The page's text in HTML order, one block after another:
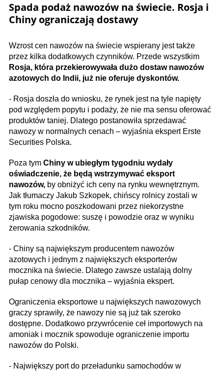
Spada podaż nawozów na świecie. Rosja i
Chiny ograniczają dostawy
Wzrost cen nawozów na świecie wspierany jest także
przez kilka dodatkowych czynników. Przede wszystkim
Rosja, która przekierowywała dużo dostaw nawozów
azotowych do Indii, już nie oferuje dyskontów.
- Rosja doszła do wniosku, że rynek jest na tyle napięty
pod względem popytu i podaży, że nie ma sensu oferować
produktów taniej. Dlatego postanowiła sprzedawać
nawozy w normalnych cenach – wyjaśnia ekspert Erste
Securities Polska.
Poza tym Chiny w ubiegłym tygodniu wydały
oświadczenie, że będą wstrzymywać eksport
nawozów, by obniżyć ich ceny na rynku wewnętrznym.
Jak tłumaczy Jakub Szkopek, chińscy rolnicy zostali w
tym roku mocno poszkodowani przez niekorzystne
zjawiska pogodowe: suszę i powodzie oraz w wyniku
żerowania szkodników.
- Chiny są największym producentem nawozów
azotowych i jednym z największych eksporterów
mocznika na świecie. Dlatego zawsze ustalają dolny
pułap cenowy dla mocznika – wyjaśnia ekspert.
Ograniczenia eksportowe u największych nawozowych
graczy sprawiły, że nawozy nie są już tak szeroko
dostępne. Dodatkowo przywrócenie ceł importowych na
amoniak i mocznik spowoduje ograniczenie importu
nawozów do Polski.
- Największy port do przeładunku samochodów w